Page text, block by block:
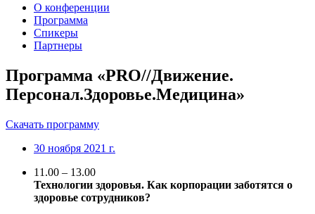
О конференции
Программа
Спикеры
Партнеры
Программа «PRO//Движение.
Персонал.Здоровье.Медицина»
Скачать программу
30 ноября 2021 г.
11.00 – 13.00
Технологии здоровья. Как корпорации заботятся о
здоровье сотрудников?